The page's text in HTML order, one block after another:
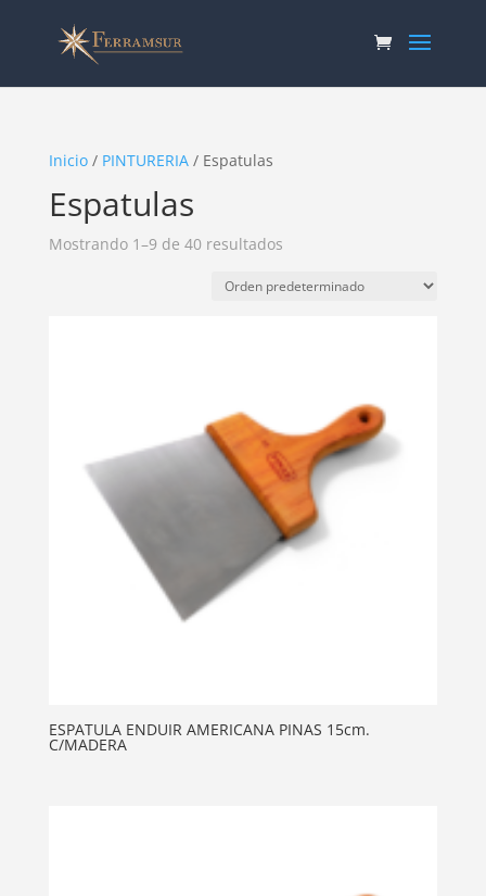
Inicio/ PINTURERIA/ Espatulas
Espatulas
Mostrando 1–9 de 40 resultados
ESPATULA ENDUIR AMERICANA PINAS 15cm.
C/MADERA